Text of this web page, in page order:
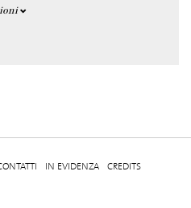
IN EVIDENZA CREDITS